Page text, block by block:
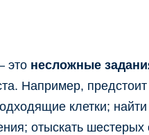
это несложные
Например,
клетки;
отыскать